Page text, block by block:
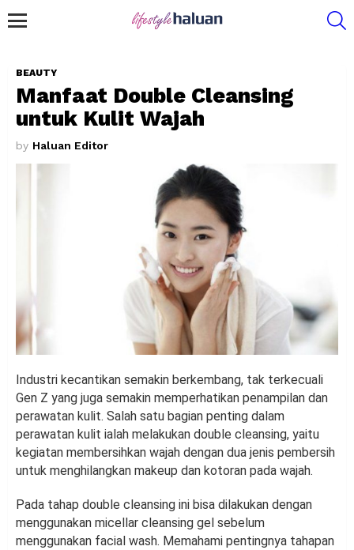
BEAUTY
Manfaat Double Cleansing
untuk Kulit Wajah
by Haluan Editor
Industri kecantikan semakin berkembang, tak terkecuali
Gen Z yang juga semakin memperhatikan penampilan dan
perawatan kulit. Salah satu bagian penting dalam
perawatan kulit ialah melakukan double cleansing, yaitu
kegiatan membersihkan wajah dengan dua jenis pembersih
untuk menghilangkan makeup dan kotoran pada wajah.
Pada tahap double cleansing ini bisa dilakukan dengan
menggunakan micellar cleansing gel sebelum
menggunakan facial wash. Memahami pentingnya tahapan